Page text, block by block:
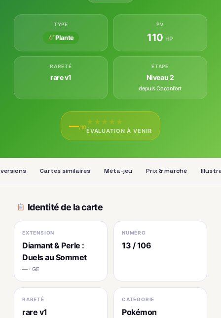
TYPE
Plante
PV
110 HP
RARETÉ
rare v1
ÉTAPE
Niveau 2
depuis Coconfort
—/10
★ ★ ★ ★ ★
ÉVALUATION À VENIR
Cartes similaires Méta-jeu Prix & marché
Identité de la carte
EXTENSION
Diamant & Perle :
Duels au Sommet
— · GE
NUMÉRO
13 / 106
RARETÉ
rare v1
CATÉGORIE
Pokémon